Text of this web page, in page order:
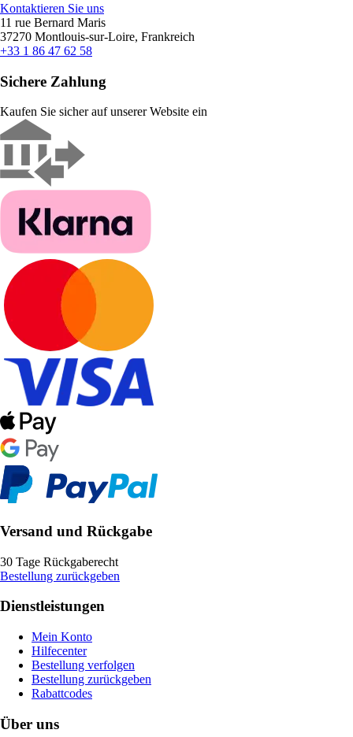
Kontaktieren Sie uns
11 rue Bernard Maris
37270 Montlouis-sur-Loire, Frankreich
+33 1 86 47 62 58
Sichere Zahlung
Kaufen Sie sicher auf unserer Website ein
Versand und Rückgabe
30 Tage Rückgaberecht
Bestellung zurückgeben
Dienstleistungen
Mein Konto
Hilfecenter
Bestellung verfolgen
Bestellung zurückgeben
Rabattcodes
Über uns